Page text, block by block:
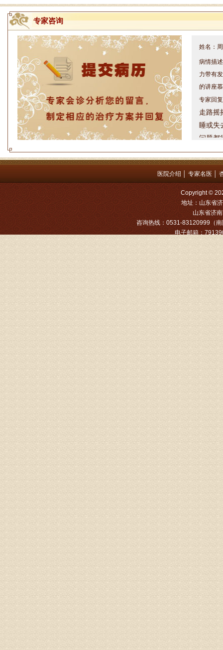
专家咨询
病情描
力带有
的讲座
专家回
走路摇
睡或失
问题都
方案，
是：
姓名：
病情描
专家回
姓名：
病情描
专家回
姓名
专家回
物灌注
由于你
病情描
专家回
由于来
姓名：
病情描
专家回
外用、
姓名：
病情描
专家回
济南杏
术，无
由于专
姓名：
病情描
先需要
医院介绍 专家名医
Copyright ©
地址：山东省
山东省济南
咨询热线：0531-83120999（
电子邮箱：